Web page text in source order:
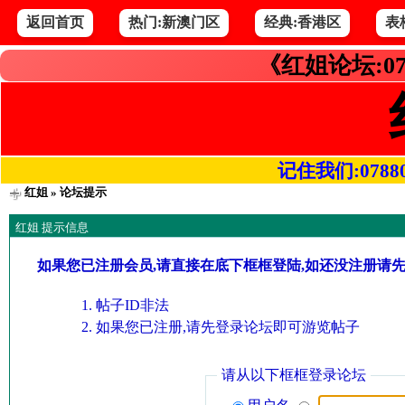
返回首页 热门:新澳门区 经典:香港区 表
《红姐论坛
记住我们
红姐» 论坛提示
红姐 提示信息
如果您已注册会员,请直接在底下框框登陆,如还没注册请
帖子ID非法
如果您已注册,请先登录论坛即可游览帖子
请从以下框框登录论坛